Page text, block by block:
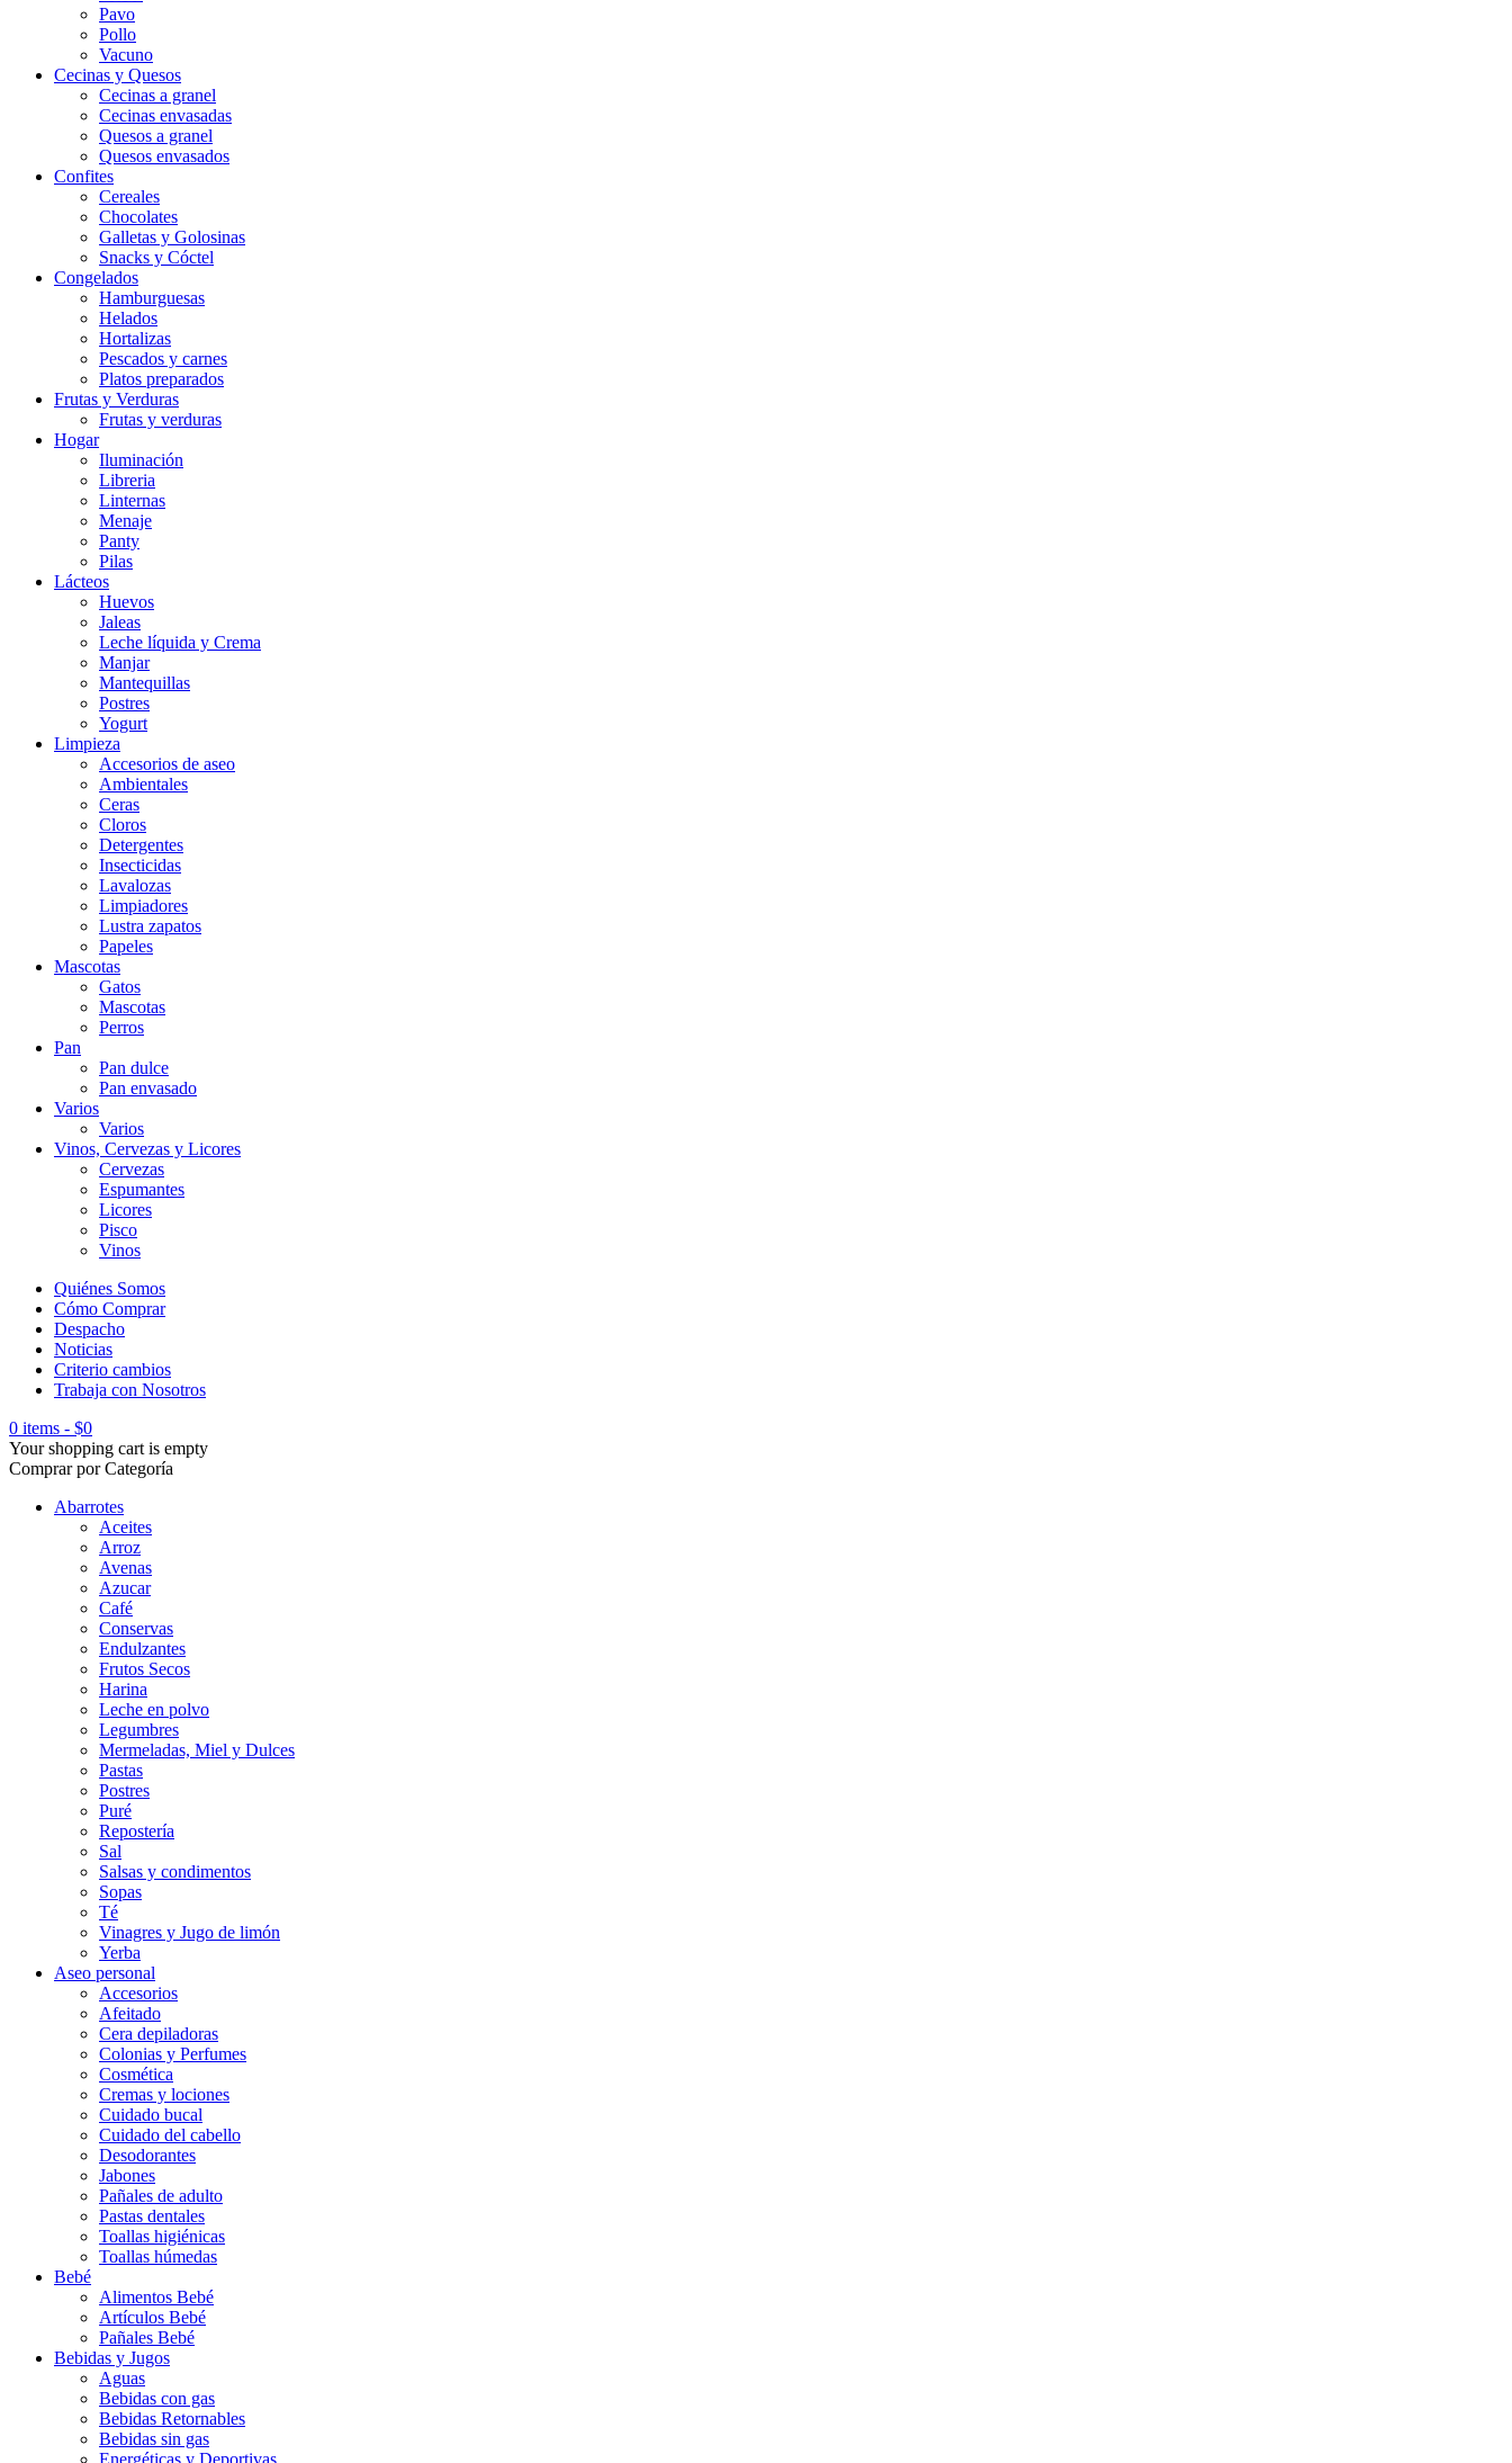
Pavo
Pollo
Vacuno
Cecinas y Quesos
Cecinas a granel
Cecinas envasadas
Quesos a granel
Quesos envasados
Confites
Cereales
Chocolates
Galletas y Golosinas
Snacks y Cóctel
Congelados
Hamburguesas
Helados
Hortalizas
Pescados y carnes
Platos preparados
Frutas y Verduras
Frutas y verduras
Hogar
Iluminación
Libreria
Linternas
Menaje
Panty
Pilas
Lácteos
Huevos
Jaleas
Leche líquida y Crema
Manjar
Mantequillas
Postres
Yogurt
Limpieza
Accesorios de aseo
Ambientales
Ceras
Cloros
Detergentes
Insecticidas
Lavalozas
Limpiadores
Lustra zapatos
Papeles
Mascotas
Gatos
Mascotas
Perros
Pan
Pan dulce
Pan envasado
Varios
Varios
Vinos, Cervezas y Licores
Cervezas
Espumantes
Licores
Pisco
Vinos
Quiénes Somos
Cómo Comprar
Despacho
Noticias
Criterio cambios
Trabaja con Nosotros
0 items - $0
Your shopping cart is empty
Comprar por Categoría
Abarrotes
Aceites
Arroz
Avenas
Azucar
Café
Conservas
Endulzantes
Frutos Secos
Harina
Leche en polvo
Legumbres
Mermeladas, Miel y Dulces
Pastas
Postres
Puré
Repostería
Sal
Salsas y condimentos
Sopas
Té
Vinagres y Jugo de limón
Yerba
Aseo personal
Accesorios
Afeitado
Cera depiladoras
Colonias y Perfumes
Cosmética
Cremas y lociones
Cuidado bucal
Cuidado del cabello
Desodorantes
Jabones
Pañales de adulto
Pastas dentales
Toallas higiénicas
Toallas húmedas
Bebé
Alimentos Bebé
Artículos Bebé
Pañales Bebé
Bebidas y Jugos
Aguas
Bebidas con gas
Bebidas Retornables
Bebidas sin gas
Energéticas y Deportivas